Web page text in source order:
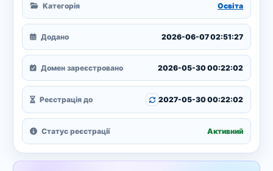
Категорія Освіта
Додано 2026-06-07 02:51:27
Домен зареєстровано 2026-05-30 00:22:02
Реєстрація до 2027-05-30 00:22:02
Статус реєстрації Активний